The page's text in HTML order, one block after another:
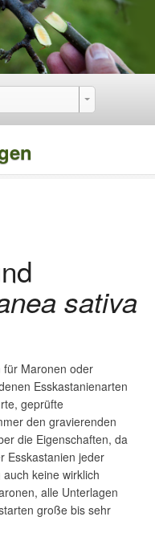
sativa
für Maronen oder
Esskastanienarten
geprüfte
den gravierenden
die Eigenschaften, da
Esskastanien jeder
keine wirklich
alle Unterlagen
große bis sehr